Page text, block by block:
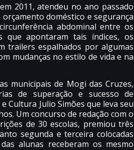
2011, atendeu no ano passado
doméstico e segurança
abdominal entre os
que apontaram tais índices, os
trailers espalhados por algumas
mudanças no estilo de vida e na
municipais de Mogi das Cruzes,
de superação e sucesso de
Cultura Julio Simões que leva seu
Um concurso de redação com o
de 30 escolas, premiou três
segunda e terceira colocadas
alunas receberam os mesmo